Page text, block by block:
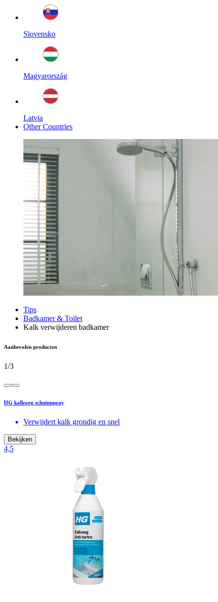
Slovensko
Magyarország
Latvia
Other Countries
Tips
Badkamer & Toilet
Kalk verwijderen badkamer
Aanbevolen producten
1/3
HG kalkweg schuimspray
Verwijdert kalk grondig en snel
Bekijken
4,5